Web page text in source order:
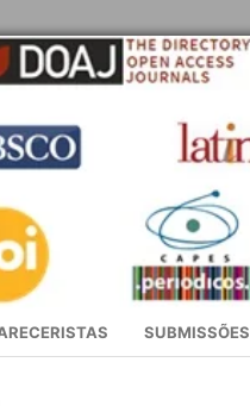
SUBMISSÕES